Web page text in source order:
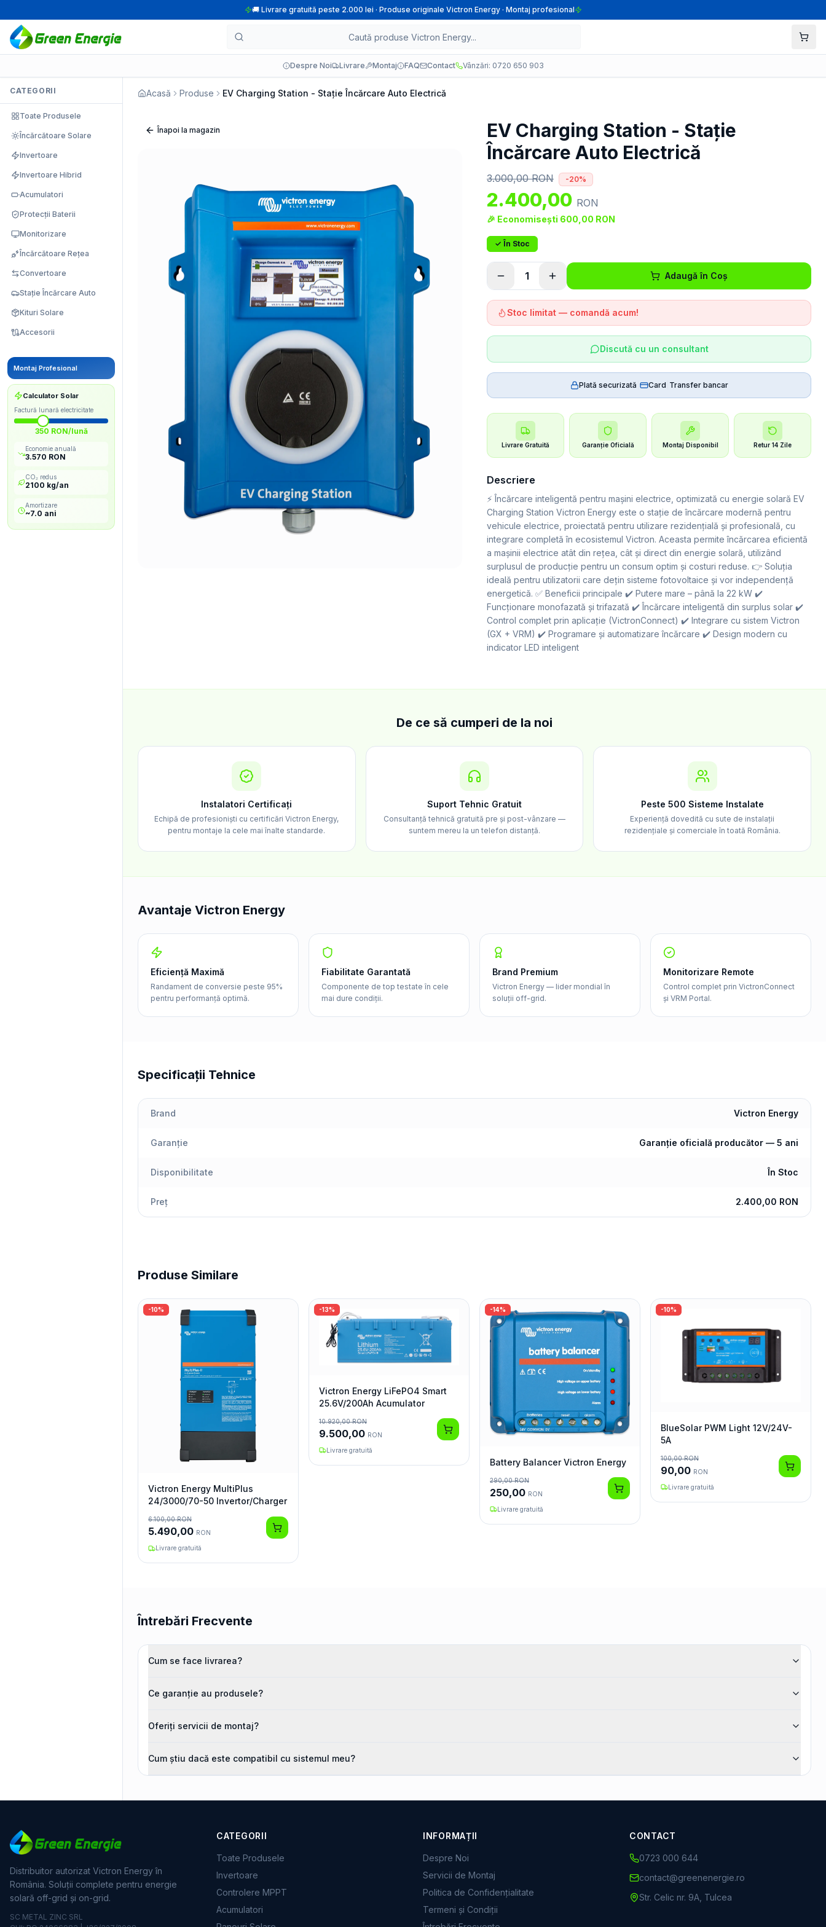
🚚 Livrare gratuită peste 2.000 lei · Produse originale Victron Energy · Montaj profesional
Despre Noi Livrare Montaj FAQ Contact Vânzări: 0720 650 903
CATEGORII
Toate Produsele
Încărcătoare Solare
Invertoare
Invertoare Hibrid
Acumulatori
Protecții Baterii
Monitorizare
Încărcătoare Rețea
Convertoare
Stație Încărcare Auto
Kituri Solare
Accesorii
Montaj Profesional
Calculator Solar
Factură lunară electricitate
350 RON/lună
Economie anuală
3.570 RON
CO₂ redus
2100 kg/an
Amortizare
~7.0 ani
Acasă Produse EV Charging Station - Stație Încărcare Auto Electrică
Înapoi la magazin
EV Charging Station - Stație
Încărcare Auto Electrică
3.000,00RON -20%
2.400,00 RON
🎉 Economisești 600,00 RON
✓ În Stoc
1 Adaugă în Coș
Stoc limitat — comandă acum!
Discută cu un consultant
Plată securizată Card Transfer bancar
Livrare Gratuită Garanție Oficială Montaj Disponibil Retur 14 Zile
Descriere
⚡ Încărcare inteligentă pentru mașini electrice, optimizată cu energie solară EV
Charging Station Victron Energy este o stație de încărcare modernă pentru
vehicule electrice, proiectată pentru utilizare rezidențială și profesională, cu
integrare completă în ecosistemul Victron. Aceasta permite încărcarea eficientă
a mașinii electrice atât din rețea, cât și direct din energie solară, utilizând
surplusul de producție pentru un consum optim și costuri reduse. 👉 Soluția
ideală pentru utilizatorii care dețin sisteme fotovoltaice și vor independență
energetică. ✅ Beneficii principale ✔️ Putere mare – până la 22 kW ✔️
Funcționare monofazată și trifazată ✔️ Încărcare inteligentă din surplus solar ✔️
Control complet prin aplicație (VictronConnect) ✔️ Integrare cu sistem Victron
(GX + VRM) ✔️ Programare și automatizare încărcare ✔️ Design modern cu
indicator LED inteligent
De ce să cumperi de la noi
Instalatori Certificați
Echipă de profesioniști cu certificări Victron Energy,
pentru montaje la cele mai înalte standarde.
Suport Tehnic Gratuit
Consultanță tehnică gratuită pre și post-vânzare —
suntem mereu la un telefon distanță.
Peste 500 Sisteme Instalate
Experiență dovedită cu sute de instalații
rezidențiale și comerciale în toată România.
Avantaje Victron Energy
Eficiență Maximă
Randament de conversie peste 95%
pentru performanță optimă.
Fiabilitate Garantată
Componente de top testate în cele
mai dure condiții.
Brand Premium
Victron Energy — lider mondial în
soluții off-grid.
Monitorizare Remote
Control complet prin VictronConnect
și VRM Portal.
Specificații Tehnice
Brand Victron Energy
Garanție Garanție oficială producător — 5 ani
Disponibilitate În Stoc
Preț 2.400,00 RON
Produse Similare
-10%
Victron Energy MultiPlus
24/3000/70-50 Invertor/Charger
6.100,00RON
5.490,00 RON
Livrare gratuită
-13%
Victron Energy LiFePO4 Smart
25.6V/200Ah Acumulator
10.920,00RON
9.500,00 RON
Livrare gratuită
-14%
Battery Balancer Victron Energy
290,00RON
250,00 RON
Livrare gratuită
-10%
BlueSolar PWM Light 12V/24V-
5A
100,00RON
90,00 RON
Livrare gratuită
Întrebări Frecvente
Cum se face livrarea?
Ce garanție au produsele?
Oferiți servicii de montaj?
Cum știu dacă este compatibil cu sistemul meu?
Distribuitor autorizat Victron Energy în
România. Soluții complete pentru energie
solară off-grid și on-grid.
SC METAL ZINC SRL
CATEGORII
Toate Produsele
Invertoare
Controlere MPPT
Acumulatori
INFORMAȚII
Despre Noi
Servicii de Montaj
Politica de Confidențialitate
Termeni și Condiții
CONTACT
0723 000 644
contact@greenenergie.ro
Str. Celic nr. 9A, Tulcea